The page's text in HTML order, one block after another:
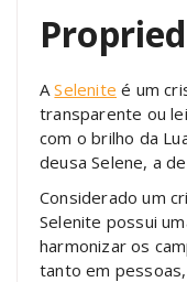
ASelenite é um
transparente ou
com o brilho da
deusa Selene, a
Considerado um
Selenite possui
harmonizar os
tanto em